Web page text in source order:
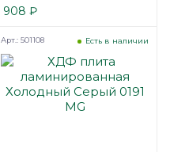
908 ₽
Есть в наличии
Арт.: 501108